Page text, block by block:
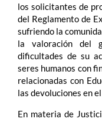
los solicitantes de
del Reglamento de
sufriendo la
la valoración del
dificultades de su
seres humanos con
relacionadas con
las devoluciones en
En materia de